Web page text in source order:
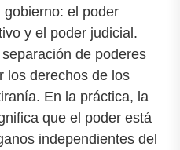
el poder
y el poder judicial.
de poderes
los derechos de los
En la práctica, la
que el poder está
independientes del